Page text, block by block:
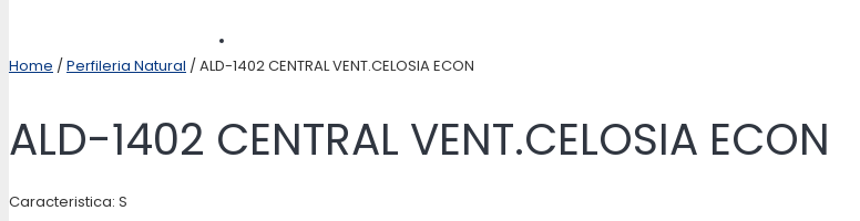
Home /Perfileria Natural / ALD-1402 CENTRAL VENT.CELOSIA ECON
ALD-1402 CENTRAL VENT.CELOSIA ECON
Caracteristica: S